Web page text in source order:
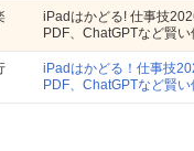
iPadはかどる! 仕事技
PDF、ChatGPTなど賢
iPadはかどる！仕事技
PDF、ChatGPTなど賢い